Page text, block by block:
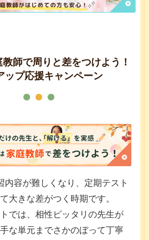
師で周りと差をつけよう！
ップ応援キャンペーン
内容が難しくなり、定期テスト
大きな差がつく時期です。
では、相性ピッタリの先生が
な単元までさかのぼって丁寧